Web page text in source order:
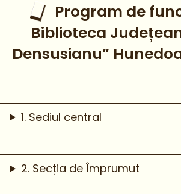
Program de
Biblioteca
Densusianu”
1. Sediul central
2. Secția de Împrumut